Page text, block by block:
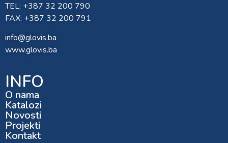
TEL: +387 32 200 790
FAX: +387 32 200 791
info@glovis.ba
www.glovis.ba
INFO
O nama
Katalozi
Novosti
Projekti
Kontakt